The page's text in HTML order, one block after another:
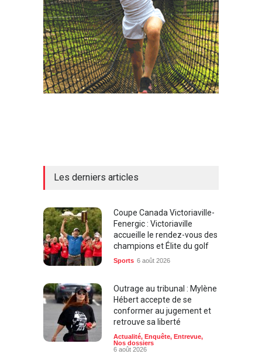
Les derniers articles
Coupe Canada Victoriaville-
Fenergic : Victoriaville
accueille le rendez-vous des
champions et Élite du golf
Sports 6 août 2026
Outrage au tribunal : Mylène
Hébert accepte de se
conformer au jugement et
retrouve sa liberté
Actualité, Enquête, Entrevue,
Nos dossiers
6 août 2026